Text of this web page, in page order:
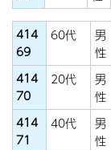
414
69
60代
男
性
414
70
20代
男
性
414
71
40代
男
性